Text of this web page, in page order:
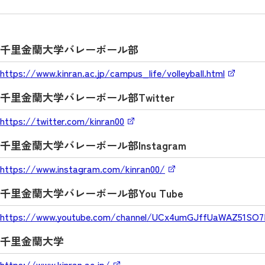
千里金蘭大学バレーボール部
https://www.kinran.ac.jp/campus_life/volleyball.html
千里金蘭大学バレーボール部Twitter
https://twitter.com/kinran00
千里金蘭大学バレーボール部Instagram
https://www.instagram.com/kinran00/
千里金蘭大学バレーボール部You Tube
https://www.youtube.com/channel/
千里金蘭大学